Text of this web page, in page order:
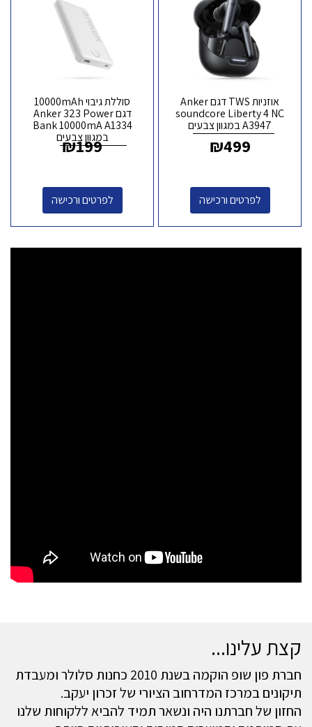
אוזניות TWS דגם Anker
soundcore Liberty 4 NC
A3947 במגוון צבעים
₪499
לפרטים ורכישה
סוללת גיבוי 10000mAh
דגם Anker 323 Power
Bank 10000mA A1334
במגוון צבעים
₪199
לפרטים ורכישה
קצת עלינו...
חברת פון שופ הוקמה בשנת 2010 כחנות סלולר ומעבדת
תיקונים במרכז המדרחוב הציורי של זכרון יעקב.
החזון של חברתנו היה ונשאר תמיד להביא ללקוחות שלנו